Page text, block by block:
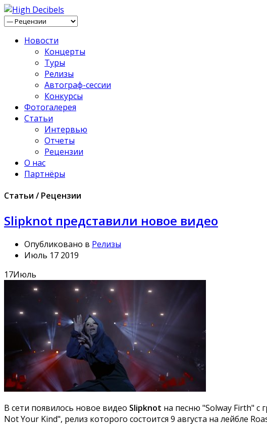
Новости
Концерты
Туры
Релизы
Автограф-сессии
Конкурсы
Фотогалерея
Статьи
Интервью
Отчеты
Рецензии
О нас
Партнёры
Статьи / Рецензии
Slipknot представили новое видео
Опубликовано в Релизы
Июль 17 2019
17Июль
В сети появилось новое видео Slipknot на песню "Solway Firth" с
Not Your Kind", релиз которого состоится 9 августа на лейбле